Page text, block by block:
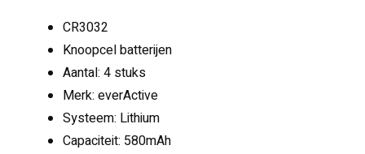
CR3032
Knoopcel batterijen
Aantal: 4 stuks
Merk: everActive
Systeem: Lithium
Capaciteit: 580mAh